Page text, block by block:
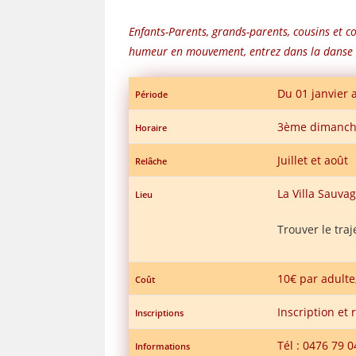
Enfants-Parents, grands-parents, cousins et
humeur en mouvement, entrez dans la
Période Du 01 janvier
Horaire 3ème
Relâche Juillet et août
Lieu La Villa
Trouver le
Coût 10€ par
Inscriptions Inscription et
Informations Tél : 0476 79